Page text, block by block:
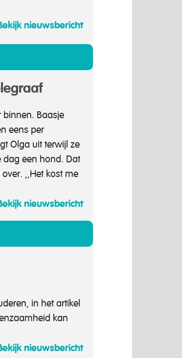
nieuwsbericht
binnen. Baasje
eens per
Olga uit terwijl ze
dag een hond. Dat
,,Het kost me
nieuwsbericht
in het artikel
kan
nieuwsbericht